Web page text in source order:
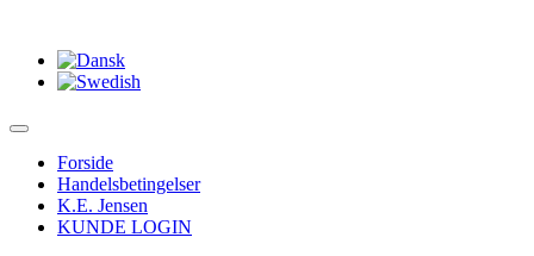
Forside
Handelsbetingelser
K.E. Jensen
KUNDE LOGIN